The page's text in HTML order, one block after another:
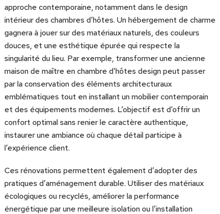
approche contemporaine, notamment dans le design
intérieur des chambres d’hôtes. Un hébergement de charme
gagnera à jouer sur des matériaux naturels, des couleurs
douces, et une esthétique épurée qui respecte la
singularité du lieu. Par exemple, transformer une ancienne
maison de maître en chambre d’hôtes design peut passer
par la conservation des éléments architecturaux
emblématiques tout en installant un mobilier contemporain
et des équipements modernes. L’objectif est d’offrir un
confort optimal sans renier le caractère authentique,
instaurer une ambiance où chaque détail participe à
l’expérience client.
Ces rénovations permettent également d’adopter des
pratiques d’aménagement durable. Utiliser des matériaux
écologiques ou recyclés, améliorer la performance
énergétique par une meilleure isolation ou l’installation